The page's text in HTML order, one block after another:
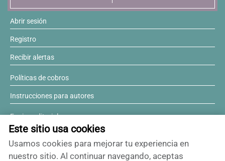
Este sitio usa cookies
Usamos cookies para mejorar tu experiencia en
nuestro sitio. Al continuar navegando, aceptas
Abrir sesión
Registro
Recibir alertas
Políticas de cobros
Instrucciones para autores
Equipo editorial
Comité editorial
¿Desea ser revisor?